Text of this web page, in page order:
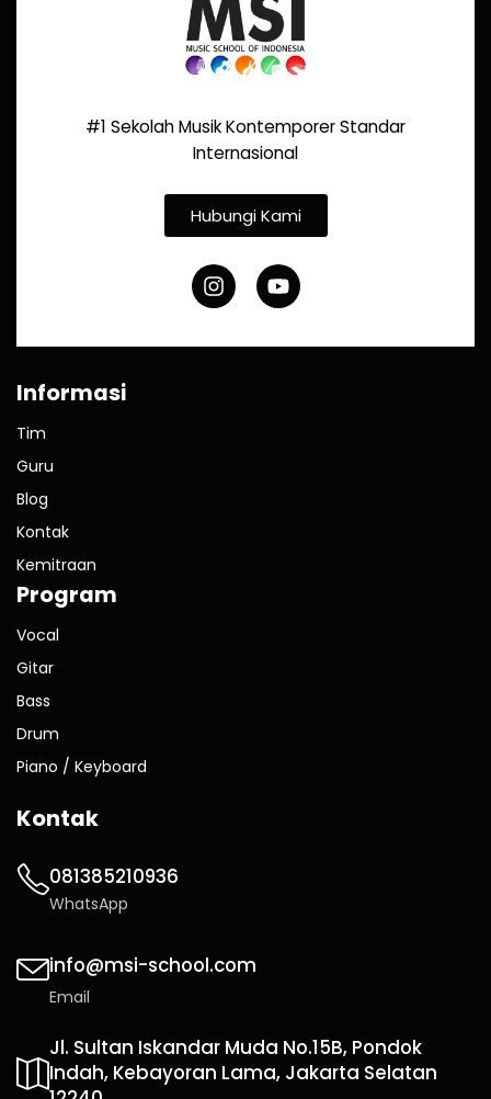
#1 Sekolah Musik Kontemporer Standar
Internasional
Hubungi Kami
Informasi
Tim
Guru
Blog
Kontak
Kemitraan
Program
Vocal
Gitar
Bass
Drum
Piano / Keyboard
Kontak
081385210936
WhatsApp
info@msi-school.com
Email
Jl. Sultan Iskandar Muda No.15B, Pondok
Indah, Kebayoran Lama, Jakarta Selatan